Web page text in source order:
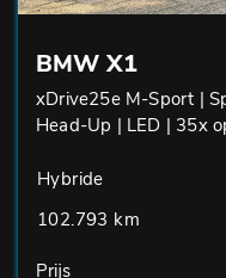
BMW X1
xDrive25e M-Sport |
Head-Up | LED | 35x
Hybride
102.793 km
Prijs